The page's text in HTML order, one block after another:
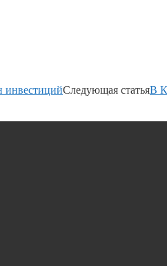
инвестицийСледующая статьяВ